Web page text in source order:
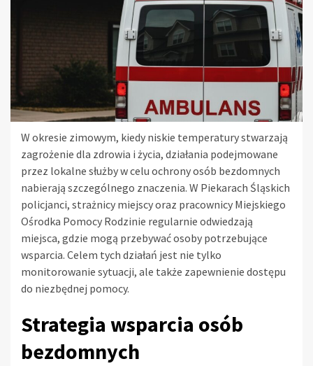
W okresie zimowym, kiedy niskie temperatury stwarzają
zagrożenie dla zdrowia i życia, działania podejmowane
przez lokalne służby w celu ochrony osób bezdomnych
nabierają szczególnego znaczenia. W Piekarach Śląskich
policjanci, strażnicy miejscy oraz pracownicy Miejskiego
Ośrodka Pomocy Rodzinie regularnie odwiedzają
miejsca, gdzie mogą przebywać osoby potrzebujące
wsparcia. Celem tych działań jest nie tylko
monitorowanie sytuacji, ale także zapewnienie dostępu
do niezbędnej pomocy.
Strategia wsparcia osób
bezdomnych